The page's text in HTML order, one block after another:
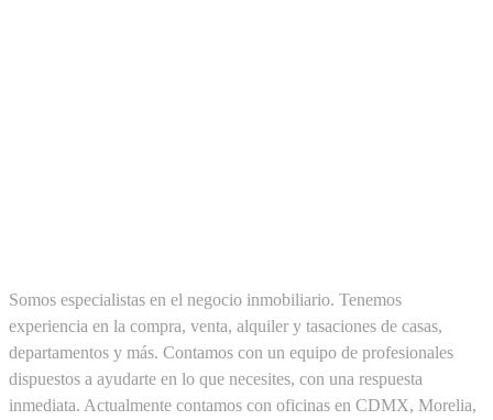
Somos especialistas en el negocio inmobiliario. Tenemos
experiencia en la compra, venta, alquiler y tasaciones de casas,
departamentos y más. Contamos con un equipo de profesionales
dispuestos a ayudarte en lo que necesites, con una respuesta
inmediata. Actualmente contamos con oficinas en CDMX, Morelia,